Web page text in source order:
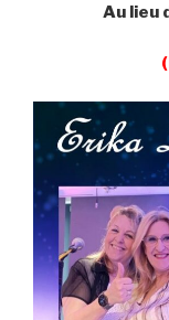
Au lieu